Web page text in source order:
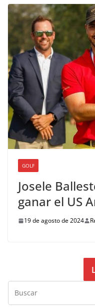
GOLF
Josele
ganar el US
19 de agosto de 2024